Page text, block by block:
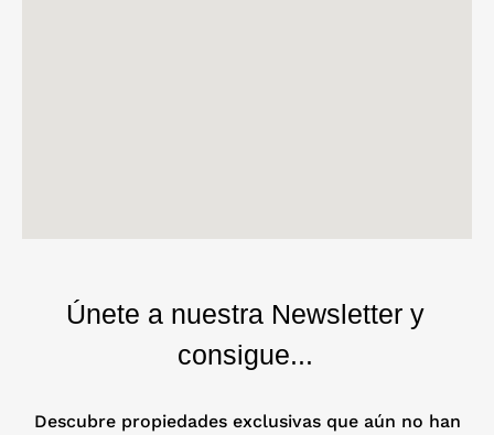
Únete a nuestra Newsletter y
consigue...
Descubre propiedades exclusivas que aún no han